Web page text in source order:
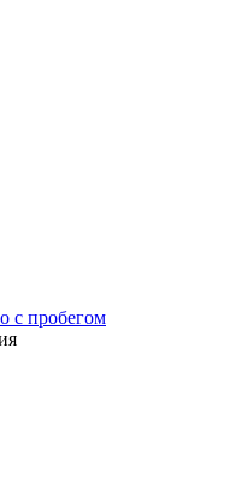
с пробегом